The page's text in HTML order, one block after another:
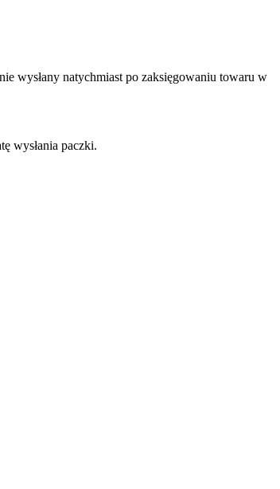
wysłany natychmiast po zaksięgowaniu towaru w
wysłania paczki.